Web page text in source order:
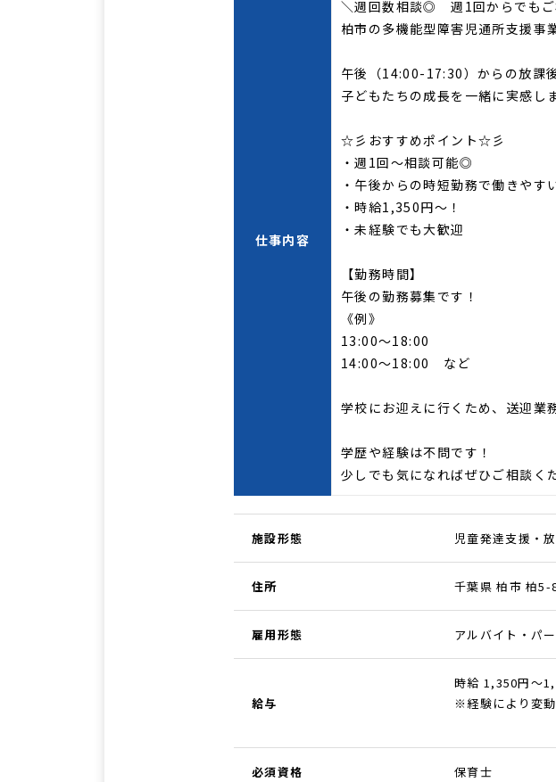
仕事内容
＼週回数相談◎ 週1回からでも
柏市の多機能型障害児通所支援事
午後（14:00-17:30）からの放課
子どもたちの成長を一緒に実感し
☆彡おすすめポイント☆彡
・週1回～相談可能◎
・午後からの時短勤務で働きやす
・時給1,350円～！
・未経験でも大歓迎
【勤務時間】
午後の勤務募集です！
《例》
13:00～18:00
14:00～18:00 など
学校にお迎えに行くため、送迎業
学歴や経験は不問です！
少しでも気になればぜひご相談く
施設形態 児童発達支援・
住所 千葉県 柏市 柏5-
雇用形態 アルバイト・パ
給与
時給 1,350円～
※経験により変動
必須資格 保育士